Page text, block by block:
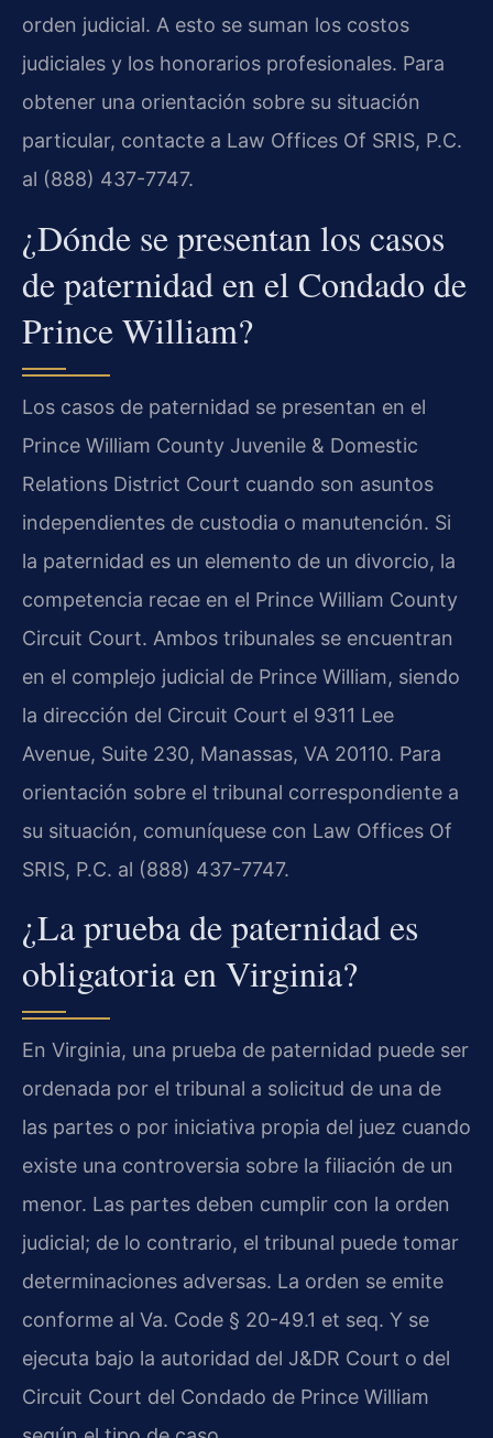
orden judicial. A esto se suman los costos
judiciales y los honorarios profesionales. Para
obtener una orientación sobre su situación
particular, contacte a Law Offices Of SRIS, P.C.
al (888) 437-7747.
¿Dónde se presentan los casos
de paternidad en el Condado de
Prince William?
Los casos de paternidad se presentan en el
Prince William County Juvenile & Domestic
Relations District Court cuando son asuntos
independientes de custodia o manutención. Si
la paternidad es un elemento de un divorcio, la
competencia recae en el Prince William County
Circuit Court. Ambos tribunales se encuentran
en el complejo judicial de Prince William, siendo
la dirección del Circuit Court el 9311 Lee
Avenue, Suite 230, Manassas, VA 20110. Para
orientación sobre el tribunal correspondiente a
su situación, comuníquese con Law Offices Of
SRIS, P.C. al (888) 437-7747.
¿La prueba de paternidad es
obligatoria en Virginia?
En Virginia, una prueba de paternidad puede ser
ordenada por el tribunal a solicitud de una de
las partes o por iniciativa propia del juez cuando
existe una controversia sobre la filiación de un
menor. Las partes deben cumplir con la orden
judicial; de lo contrario, el tribunal puede tomar
determinaciones adversas. La orden se emite
conforme al Va. Code § 20-49.1 et seq. Y se
ejecuta bajo la autoridad del J&DR Court o del
Circuit Court del Condado de Prince William